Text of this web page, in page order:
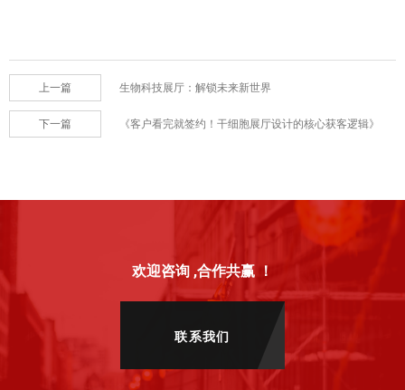
上一篇 生物科技展厅：解锁未来新世界
下一篇 《客户看完就签约！干细胞展厅设计的核心获客逻辑》
欢迎咨询 ,合作共赢 ！
联系我们